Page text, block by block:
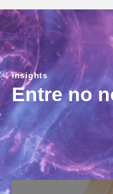
insights
Entre no